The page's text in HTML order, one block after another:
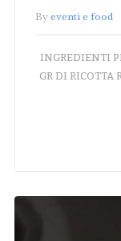
By eventi e food
INGREDIENTI
GR DI RICOTTA